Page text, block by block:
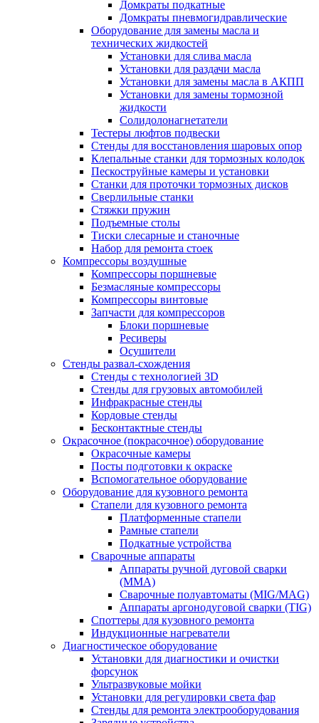
Домкраты подкатные
Домкраты пневмогидравлические
Оборудование для замены масла и
технических жидкостей
Установки для слива масла
Установки для раздачи масла
Установки для замены масла в АКПП
Установки для замены тормозной
жидкости
Солидолонагнетатели
Тестеры люфтов подвески
Стенды для восстановления шаровых опор
Клепальные станки для тормозных колодок
Пескоструйные камеры и установки
Станки для проточки тормозных дисков
Сверлильные станки
Стяжки пружин
Подъемные столы
Тиски слесарные и станочные
Набор для ремонта стоек
Компрессоры воздушные
Компрессоры поршневые
Безмасляные компрессоры
Компрессоры винтовые
Запчасти для компрессоров
Блоки поршневые
Ресиверы
Осушители
Стенды развал-схождения
Стенды с технологией 3D
Стенды для грузовых автомобилей
Инфракрасные стенды
Кордовые стенды
Бесконтактные стенды
Окрасочное (покрасочное) оборудование
Окрасочные камеры
Посты подготовки к окраске
Вспомогательное оборудование
Оборудование для кузовного ремонта
Стапели для кузовного ремонта
Платформенные стапели
Рамные стапели
Подкатные устройства
Сварочные аппараты
Аппараты ручной дуговой сварки
(MMA)
Сварочные полуавтоматы (MIG/MAG)
Аппараты аргонодуговой сварки (TIG)
Споттеры для кузовного ремонта
Индукционные нагреватели
Диагностическое оборудование
Установки для диагностики и очистки
форсунок
Ультразвуковые мойки
Установки для регулировки света фар
Стенды для ремонта электрооборудования